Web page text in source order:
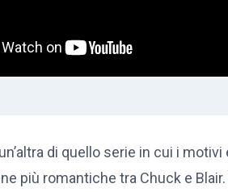
di quello serie in cui i
più romantiche tra Chuck e